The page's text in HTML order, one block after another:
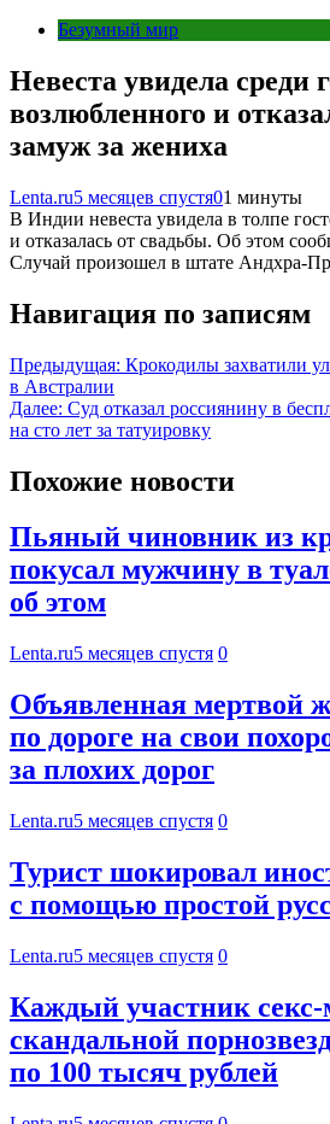
Безумный мир
Невеста увидела среди
возлюбленного и
замуж за жениха
Lenta.ru5 месяцев спустя01 минуты
В Индии невеста увидела в толпе
и отказалась от свадьбы. Об этом
Случай произошел в штате Андхра-
Навигация по записям
Предыдущая: Крокодилы захватили
в Австралии
Далее: Суд отказал россиянину в
на сто лет за татуировку
Похожие новости
Пьяный чиновник из
покусал мужчину в
об этом
Lenta.ru5 месяцев спустя 0
Объявленная мертвой
по дороге на свои
за плохих дорог
Lenta.ru5 месяцев спустя 0
Турист шокировал
с помощью простой
Lenta.ru5 месяцев спустя 0
Каждый участник
скандальной
по 100 тысяч рублей